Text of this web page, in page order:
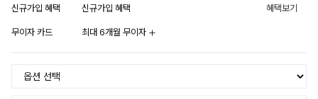
신규가입 혜택 신규가입 혜택 혜택보기
무이자 카드 최대 6개월 무이자